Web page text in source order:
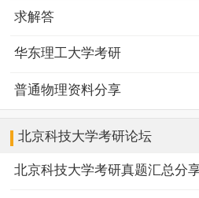
求解答
华东理工大学考研
普通物理资料分享
北京科技大学考研论坛
北京科技大学考研真题汇总分